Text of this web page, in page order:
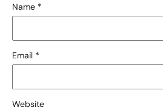
Name *
Email *
Website